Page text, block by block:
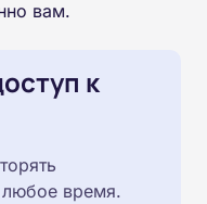
вам.
к
любое время.